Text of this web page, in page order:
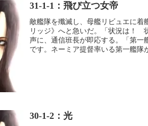
31-1-1：飛び立つ女帝
敵艦隊を殲滅し、母艦リビュエに着
リッジ》へと急いだ。「状況は！
声に、通信班長が即応する。「第一
です。ネーミア提督率いる第一艦隊
30-1-2：光